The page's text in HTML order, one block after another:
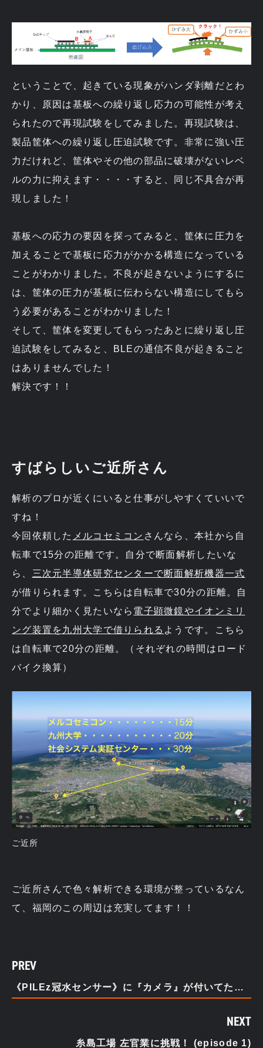
ということで、起きている現象がハンダ剥離だとわ
かり、原因は基板への繰り返し応力の可能性が考え
られたので再現試験をしてみました。再現試験は、
製品筐体への繰り返し圧迫試験です。非常に強い圧
力だけれど、筐体やその他の部品に破壊がないレベ
ルの力に抑えます・・・・すると、同じ不具合が再
現しました！
基板への応力の要因を探ってみると、筐体に圧力を
加えることで基板に応力がかかる構造になっている
ことがわかりました。不良が起きないようにするに
は、筐体の圧力が基板に伝わらない構造にしてもら
う必要があることがわかりました！
そして、筐体を変更してもらったあとに繰り返し圧
迫試験をしてみると、BLEの通信不良が起きること
はありませんでした！
解決です！！
すばらしいご近所さん
解析のプロが近くにいると仕事がしやすくていいで
すね！
今回依頼した メルコセミコン さんなら、本社から自
転車で15分の距離です。自分で断面解析したいな
ら、 三次元半導体研究センターで断面解析機器一式
が借りられます。こちらは自転車で30分の距離。自
分でより細かく見たいなら 電子顕微鏡やイオンミリ
ング装置を九州大学で借りられる ようです。こちら
は自転車で20分の距離。（それぞれの時間はロード
バイク換算）
ご近所
ご近所さんで色々解析できる環境が整っているなん
て、福岡のこの周辺は充実してます！！
PREV
《PILEz冠水センサー》に『カメラ』が付いてたら最高なんですよ。～「簡単に出来ますよ！」～
NEXT
糸島工場 左官業に挑戦！ (episode 1)